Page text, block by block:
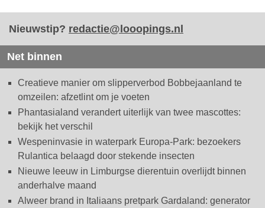
Nieuwstip? redactie@looopings.nl
Net binnen
Creatieve manier om slipperverbod Bobbejaanland te
omzeilen: afzetlint om je voeten
Phantasialand verandert uiterlijk van twee mascottes:
bekijk het verschil
Wespeninvasie in waterpark Europa-Park: bezoekers
Rulantica belaagd door stekende insecten
Nieuwe leeuw in Limburgse dierentuin overlijdt binnen
anderhalve maand
Alweer brand in Italiaans pretpark Gardaland: generator